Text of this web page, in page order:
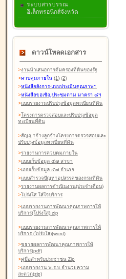
ระบบสารบรรณ
อิเล็กทรอนิกส์จังหวัด
ดาวน์โหลดเอกสาร
>งานนำเสนอการคุ้มครองที่ดินของรัฐ
>ควบคุมภายใน (1) (2)
>หนังสือสังการ-แบบประเมินคุณภาพฯ
>หนังสือขอเชิญประชุมตาม มาตรา ๘ฯ
>แบบรายงานปรับปรุงข้อมูลทะเบียนที่ดิน
>โครงการตรวจสอบและปรับปรุงข้อมูล
ทะเบียนที่ดิน
>สัญญาจ้างลูกจ้างโครงการตรวจสอบและ
ปรับปรุงข้อมูลทะเบียนที่ดิน
>รายงานการควบคุมภายใน
>แบบเก็บข้อมูล ๕๗ สาขา
>แบบเก็บข้อมูล ๕๗ อำเภอ
>แบบสำรวจปัญหาอุปสรรคของกรมที่ดิน
>รายงานผลการดำเนินงาน(ประจำเดือน)
>โปร่งใส ใส่ใจบริการ
>แบบรายงานการพัฒนาคุณภาพการให้
บริการ(โปร่งใส).zip
>แบบรายงานการพัฒนาคุณภาพการให้
บริการ (โปร่งใส)(word)
>ขยายผลการพัฒนาคุณภาพการให้
บริการ(pdf)
>คู่มือสำหรับประชาชน Zip
>แบบรายงาน พ.ร.บ.อำนวยความ
สะดวก(zip)